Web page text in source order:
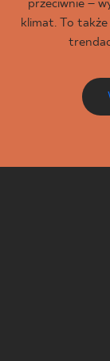
przeciwnie –
klimat. To